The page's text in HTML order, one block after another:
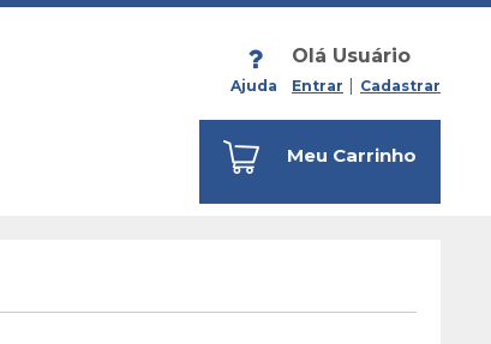
Ajuda
Olá Usuário
Entrar Cadastrar
Meu Carrinho